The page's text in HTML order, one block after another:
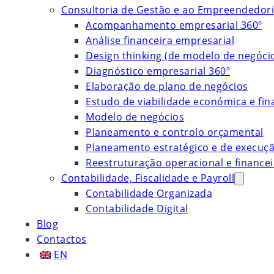
Consultoria de Gestão e ao
Acompanhamento empresarial 360º
Análise financeira empresarial
Design thinking (de modelo de
Diagnóstico empresarial 360º
Elaboração de plano de negócios
Estudo de viabilidade económica e
Modelo de negócios
Planeamento e controlo orçamental
Planeamento estratégico e de
Reestruturação operacional e
Contabilidade, Fiscalidade e Payroll
Contabilidade Organizada
Contabilidade Digital
Blog
Contactos
EN